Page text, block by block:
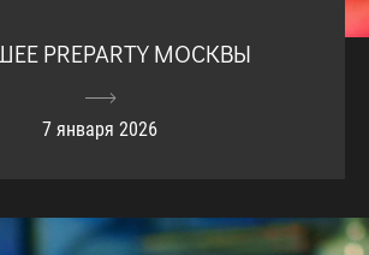
PREPARTY МОСКВЫ
7 января 2026